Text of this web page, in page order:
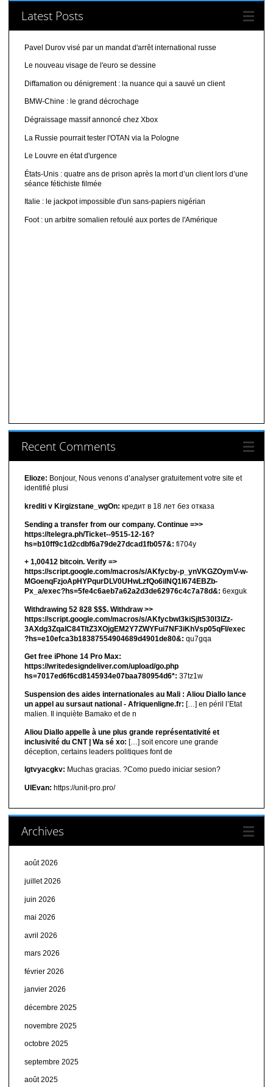
Latest Posts
Pavel Durov visé par un mandat d'arrêt international russe
Le nouveau visage de l'euro se dessine
Diffamation ou dénigrement : la nuance qui a sauvé un client
BMW-Chine : le grand décrochage
Dégraissage massif annoncé chez Xbox
La Russie pourrait tester l'OTAN via la Pologne
Le Louvre en état d'urgence
États-Unis : quatre ans de prison après la mort d’un client lors d’une
séance fétichiste filmée
Italie : le jackpot impossible d'un sans-papiers nigérian
Foot : un arbitre somalien refoulé aux portes de l'Amérique
Recent Comments
Elioze: Bonjour, Nous venons d’analyser gratuitement votre site et
identifié plusi
krediti v Kirgizstane_wgOn: кредит в 18 лет без отказа
Sending a transfer from our company. Continue =>>
https://telegra.ph/Ticket--9515-12-16?
hs=b10ff9c1d2cdbf6a79de27dcad1fb057&: fi704y
+ 1,00412 bitсоin. Verify =>
https://script.google.com/macros/s/AKfycby-p_ynVKGZOymV-w-
MGoenqFzjoApHYPqurDLV0UHwLzfQo6ilNQ1l674EBZb-
Px_a/exec?hs=5fe4c6aeb7a62a2d3de62976c4c7a78d&: 6exguk
Withdrawing 52 828 $$$. Withdrаw >>
https://script.google.com/macros/s/AKfycbwl3kiSjlt530I3lZz-
3AXdg3ZqalC84TltZ3XOjgEM2Y7ZWYFui7NF3iKhVsp05qFl/exec
?hs=e10efca3b18387554904689d4901de80&: qu7gqa
Get free iPhone 14 Pro Max:
https://writedesigndeliver.com/upload/go.php
hs=7017ed6f6cd8145934e07baa780954d6*: 37tz1w
Suspension des aides internationales au Mali : Aliou Diallo lance
un appel au sursaut national - Afriquenligne.fr: […] en péril l’Etat
malien. Il inquiète Bamako et de n
Aliou Diallo appelle à une plus grande représentativité et
inclusivité du CNT | Wa sé xo: […] soit encore une grande
déception, certains leaders politiques font de
lgtvyacgkv: Muchas gracias. ?Como puedo iniciar sesion?
UIEvan: https://unit-pro.pro/
Archives
août 2026
juillet 2026
juin 2026
mai 2026
avril 2026
mars 2026
février 2026
janvier 2026
décembre 2025
novembre 2025
octobre 2025
septembre 2025
août 2025